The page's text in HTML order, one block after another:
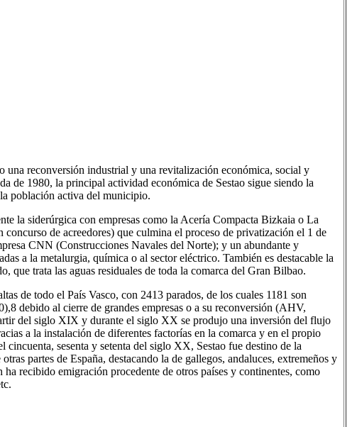
una reconversión industrial y una revitalización económica, social y
de 1980, la principal actividad económica de Sestao sigue siendo la
población activa del municipio.
la siderúrgica con empresas como la Acería Compacta Bizkaia o La
de acreedores) que culmina el proceso de privatización el 1 de
CNN (Construcciones Navales del Norte); y un abundante y
a la metalurgia, química o al sector eléctrico. También es destacable la
que trata las aguas residuales de toda la comarca del Gran Bilbao.
de todo el País Vasco, con 2413 parados, de los cuales 1181 son
debido al cierre de grandes empresas o a su reconversión (AHV,
del siglo XIX y durante el siglo XX se produjo una inversión del flujo
a la instalación de diferentes factorías en la comarca y en el propio
cincuenta, sesenta y setenta del siglo XX, Sestao fue destino de la
partes de España, destacando la de gallegos, andaluces, extremeños y
recibido emigración procedente de otros países y continentes, como